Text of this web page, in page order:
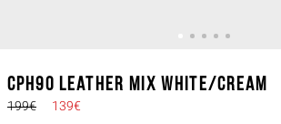
CPH90 leather mix white/cream
199€ 139€